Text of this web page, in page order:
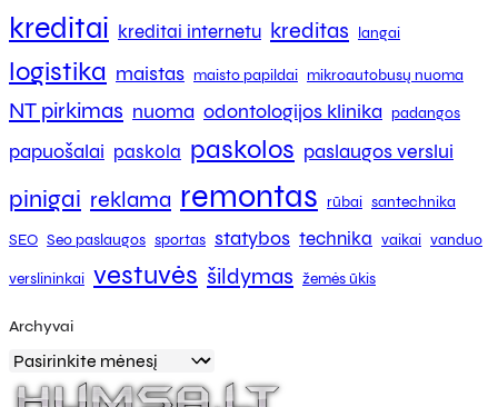
kreditai kreditai internetu kreditas langai
logistika maistas maisto papildai mikroautobusų nuoma
NT pirkimas nuoma odontologijos klinika padangos
papuošalai paskola paskolos paslaugos verslui
pinigai reklama remontas rūbai santechnika
SEO Seo paslaugos sportas statybos technika vaikai vanduo
verslininkai vestuvės šildymas žemės ūkis
Archyvai